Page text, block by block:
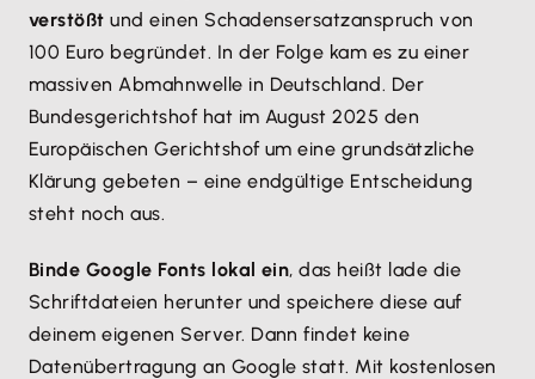
verstößt und einen Schadensersatzanspruch von
100 Euro begründet. In der Folge kam es zu einer
massiven Abmahnwelle in Deutschland. Der
Bundesgerichtshof hat im August 2025 den
Europäischen Gerichtshof um eine grundsätzliche
Klärung gebeten – eine endgültige Entscheidung
steht noch aus.
Binde Google Fonts lokal ein, das heißt lade die
Schriftdateien herunter und speichere diese auf
deinem eigenen Server. Dann findet keine
Datenübertragung an Google statt. Mit kostenlosen